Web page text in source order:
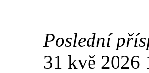
Poslední
31 kvě 2026